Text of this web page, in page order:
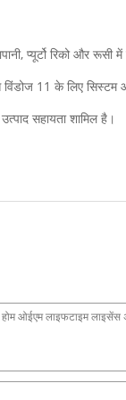
प्यूर्टो रिको और रूसी में
11 के लिए सिस्टम
सहायता शामिल है।